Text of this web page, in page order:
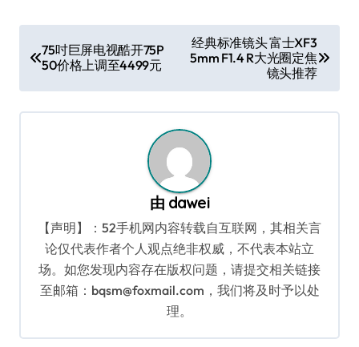
章
导
航
75吋巨屏电视酷开75P
50价格上调至4499元
经典标准镜头 富士XF3
5mm F1.4 R大光圈定焦
镜头推荐
由 dawei
【声明】：52手机网内容转载自互联网，其相关言
论仅代表作者个人观点绝非权威，不代表本站立
场。如您发现内容存在版权问题，请提交相关链接
至邮箱：bqsm@foxmail.com，我们将及时予以处
理。